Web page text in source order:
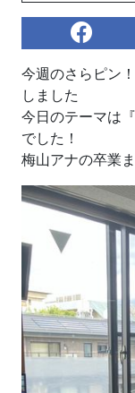
今週のさらピン
しました
今日のテーマは
でした！
梅山アナの卒業